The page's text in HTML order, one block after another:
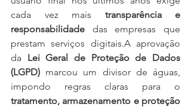
cada vez mais transparência e
responsabilidade das empresas que
prestam serviços digitais.A aprovação
da Lei Geral de Proteção de Dados
(LGPD) marcou um divisor de águas,
tratamento, armazenamento e proteção